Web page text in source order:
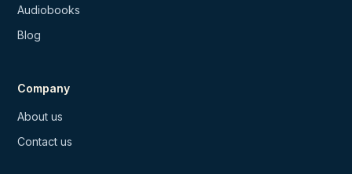
Audiobooks
Blog
Company
About us
Contact us